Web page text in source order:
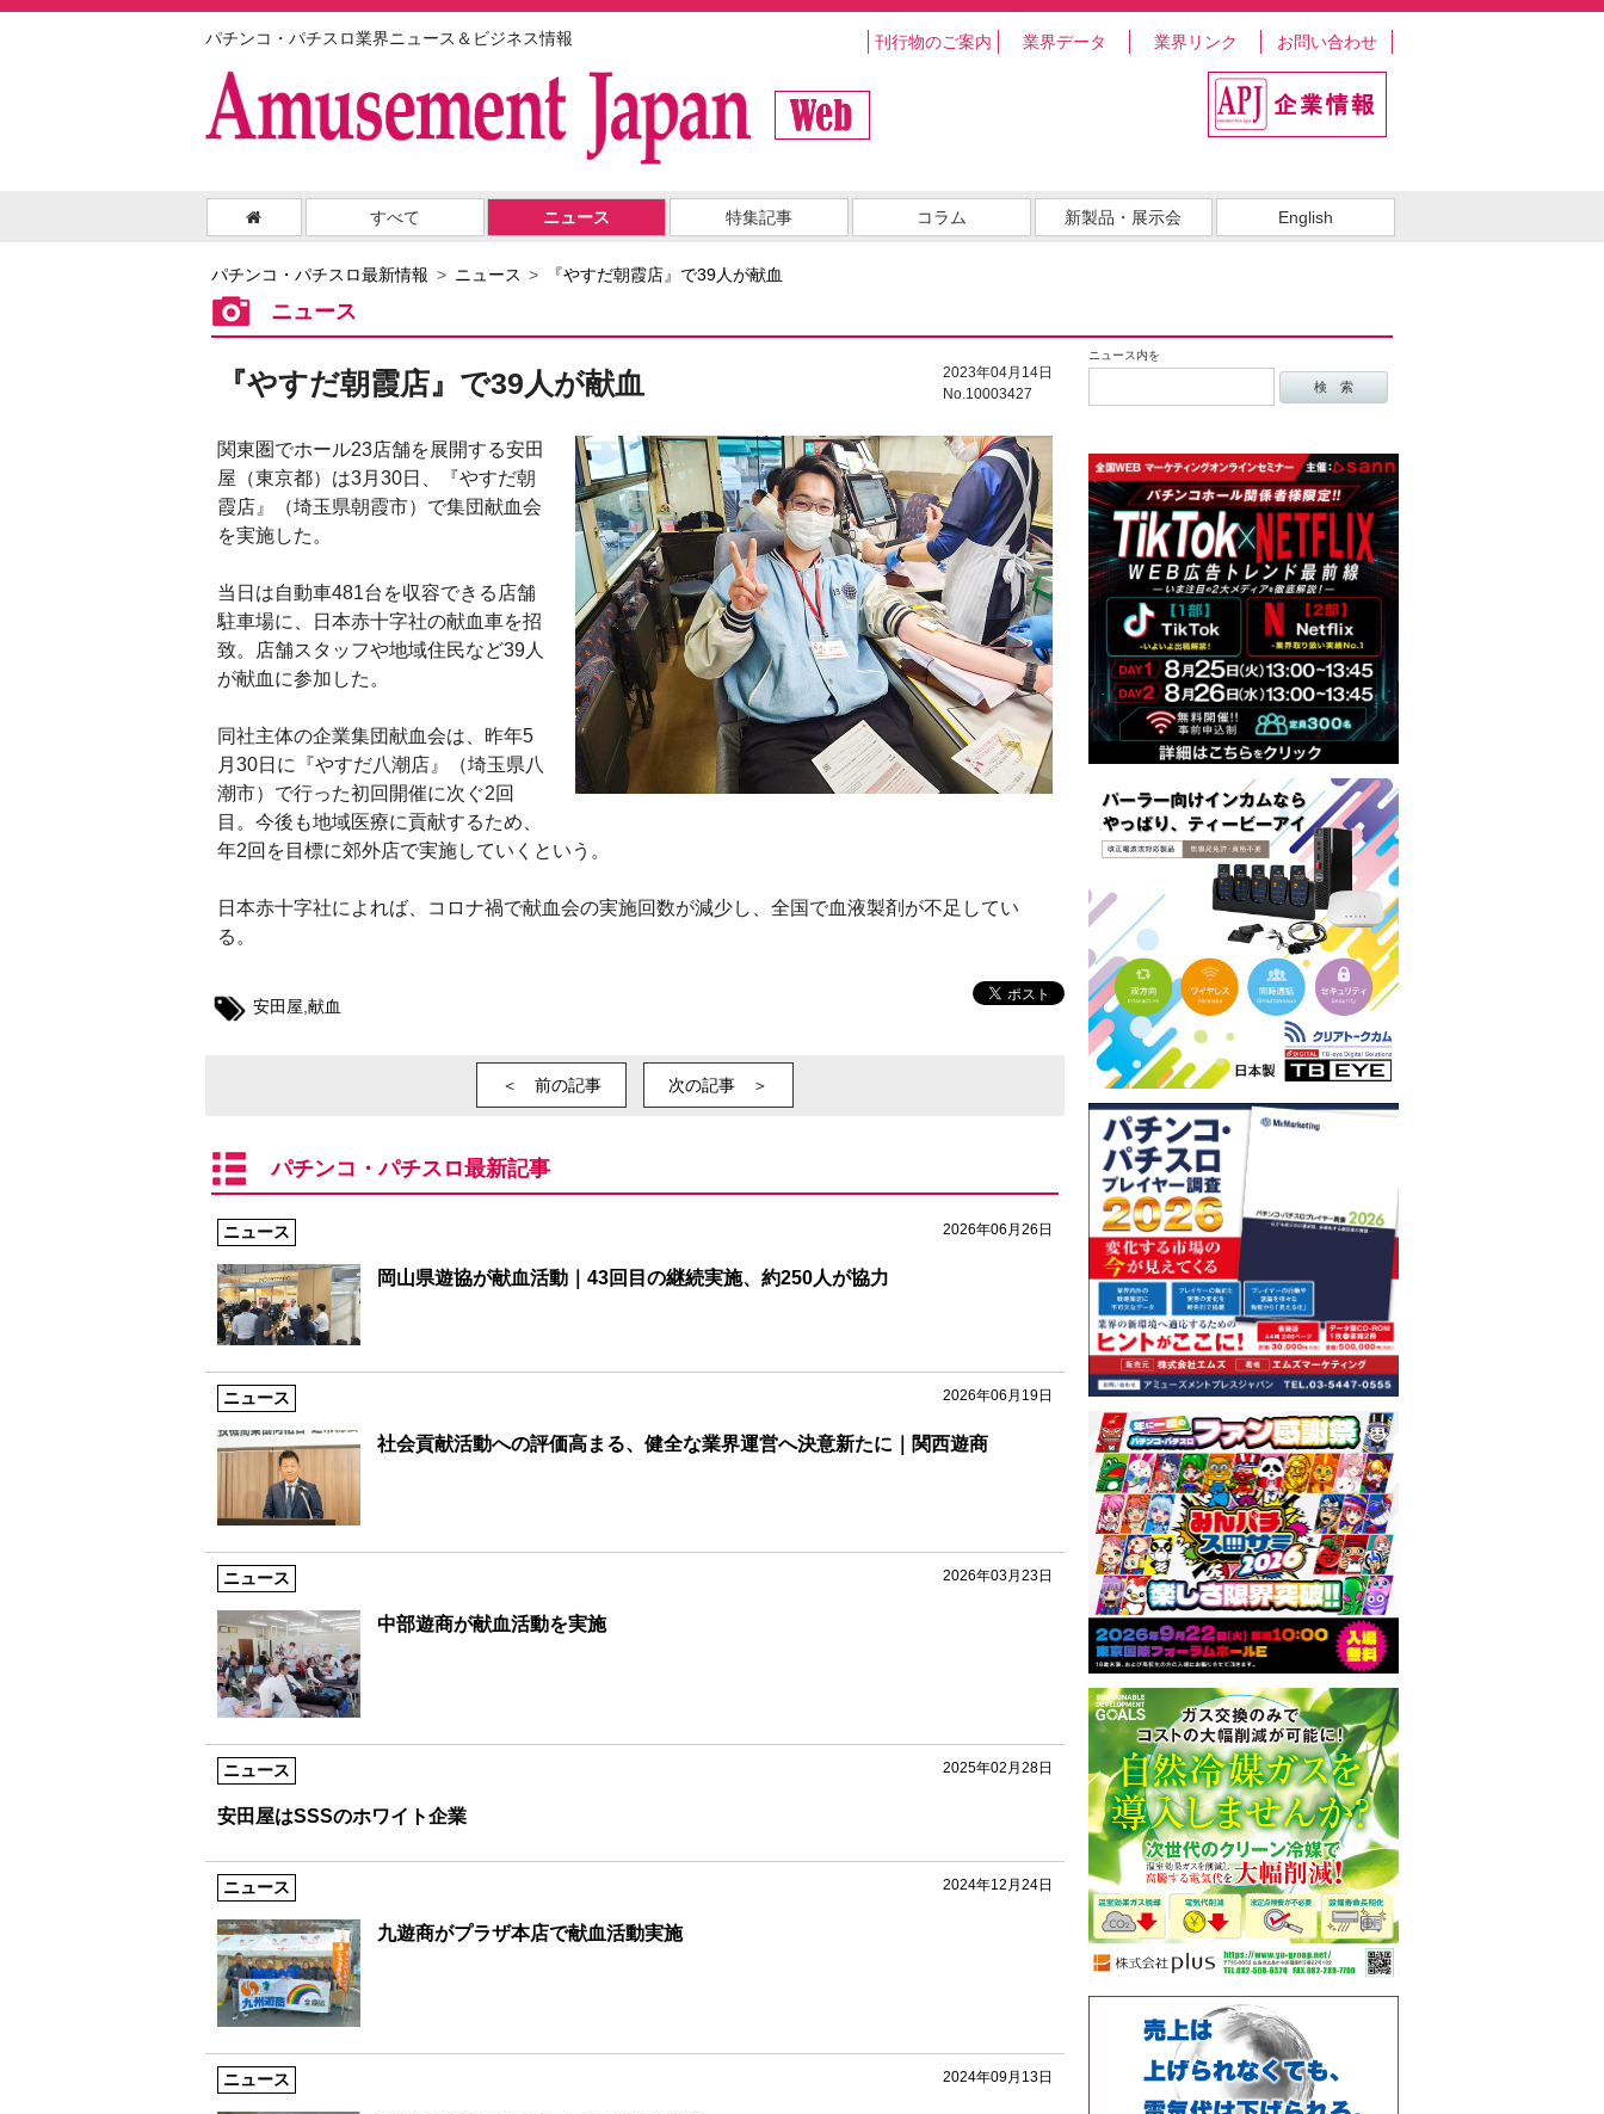
パチンコ・パチスロ業界ニュース＆ビジネス情報 刊行物のご案内 業界データ 業界リンク お問い合わせ
すべて ニュース 特集記事 コラム 新製品・展示会 English
パチンコ・パチスロ最新情報 ニュース 『やすだ朝霞店』で39人が献血
ニュース
ニュース内を
2023年04月14日
No.10003427
『やすだ朝霞店』で39人が献血
関東圏でホール23店舗を展開する安田
屋（東京都）は3月30日、『やすだ朝
霞店』（埼玉県朝霞市）で集団献血会
を実施した。
当日は自動車481台を収容できる店舗
駐車場に、日本赤十字社の献血車を招
致。店舗スタッフや地域住民など39人
が献血に参加した。
同社主体の企業集団献血会は、昨年5
月30日に『やすだ八潮店』（埼玉県八
潮市）で行った初回開催に次ぐ2回
目。今後も地域医療に貢献するため、
年2回を目標に郊外店で実施していくという。
日本赤十字社によれば、コロナ禍で献血会の実施回数が減少し、全国で血液製剤が不足してい
る。
安田屋,献血
＜ 前の記事 次の記事 ＞
パチンコ・パチスロ最新記事
2026年06月26日
ニュース
岡山県遊協が献血活動｜43回目の継続実施、約250人が協力
2026年06月19日
ニュース
社会貢献活動への評価高まる、健全な業界運営へ決意新たに｜関西遊商
2026年03月23日
ニュース
中部遊商が献血活動を実施
2025年02月28日
ニュース
安田屋はSSSのホワイト企業
2024年12月24日
ニュース
九遊商がプラザ本店で献血活動実施
2024年09月13日
ニュース